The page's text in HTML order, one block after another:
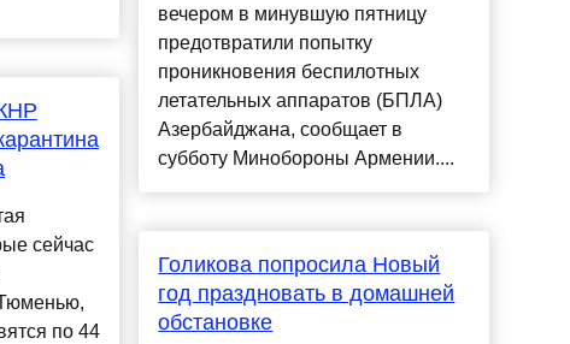
сейчас
по 44
вечером в минувшую пятницу
предотвратили попытку
проникновения беспилотных
летательных аппаратов (БПЛА)
Азербайджана, сообщает в
субботу Минобороны Армении....
Голикова попросила Новый
год праздновать в домашней
обстановке